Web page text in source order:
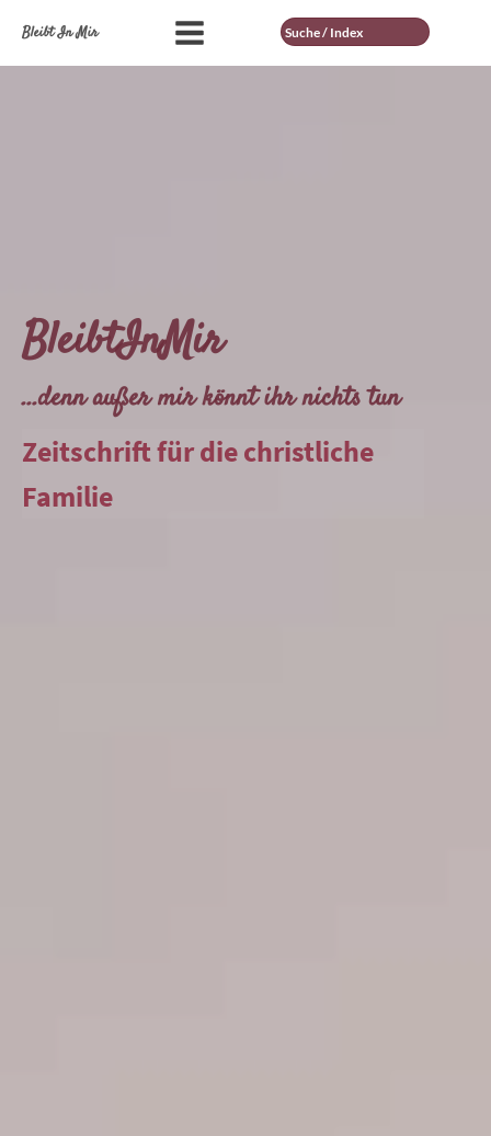
Bleibt In Mir Suche
BleibtInMir
...denn außer mir könnt ihr nichts tun
Zeitschrift für die christliche
Familie